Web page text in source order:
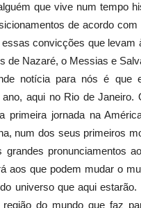
que vive num tempo
de acordo
convicções que
de Nazaré, o Messias e
notícia para nós é que
aqui no Rio de
primeira jornada na
num dos seus primeiros
pronunciamentos
aos que podem mudar o
universo que aqui
do mundo que faz